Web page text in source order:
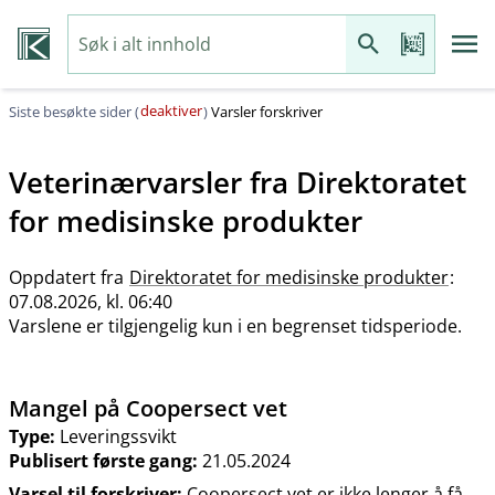
Siste besøkte sider (deaktiver)Varsler forskriver
Veterinærvarsler fra Direktoratet
for medisinske produkter
Oppdatert fra Direktoratet for medisinske produkter:
07.08.2026, kl. 06:40
Varslene er tilgjengelig kun i en begrenset tidsperiode.
Mangel på Coopersect vet
Type: Leveringssvikt
Publisert første gang: 21.05.2024